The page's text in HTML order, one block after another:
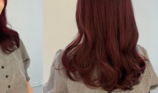
#ARRANGE #LONG